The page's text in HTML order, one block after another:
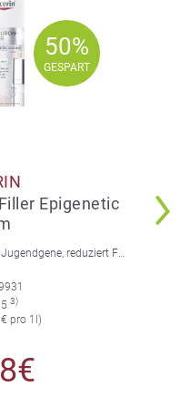
50%
GESPART
50%
GESPART
Epigenetic
Hyaluron-Filler Serum reaktiviert Jugendgene, reduziert Falten und feine Linien, spendet intensive Feuchtigkeit und strafft die Gesichtskonturen.
3)
pro 1l)